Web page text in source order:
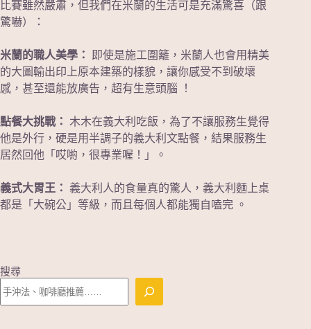
比賽雖然嚴肅，但我們在米蘭的生活可是充滿驚喜（跟
驚嚇）：
米蘭的職人美學：
即使是施工圍籬，米蘭人也會用精美
的大圖輸出印上原本建築的樣貌，讓你感受不到破壞
感，甚至還能放廣告，超有生意頭腦 ！
點餐大挑戰：
木木在義大利吃飯，為了不讓服務生覺得
他是外行，硬是用半調子的義大利文點餐，結果服務生
居然回他「哎喲，很專業喔！」。
義式大胃王：
義大利人的食量真的驚人，義大利麵上桌
都是「大碗公」等級，而且每個人都能獨自嗑完 。
搜尋